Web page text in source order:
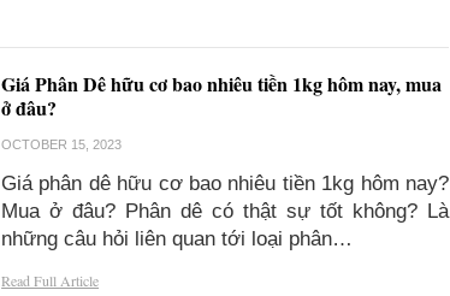
Giá Phân Dê hữu cơ bao nhiêu tiền 1kg hôm nay, mua
ở đâu?
OCTOBER 15, 2023
Giá phân dê hữu cơ bao nhiêu tiền 1kg hôm nay?
Mua ở đâu? Phân dê có thật sự tốt không? Là
những câu hỏi liên quan tới loại phân…
Read Full Article